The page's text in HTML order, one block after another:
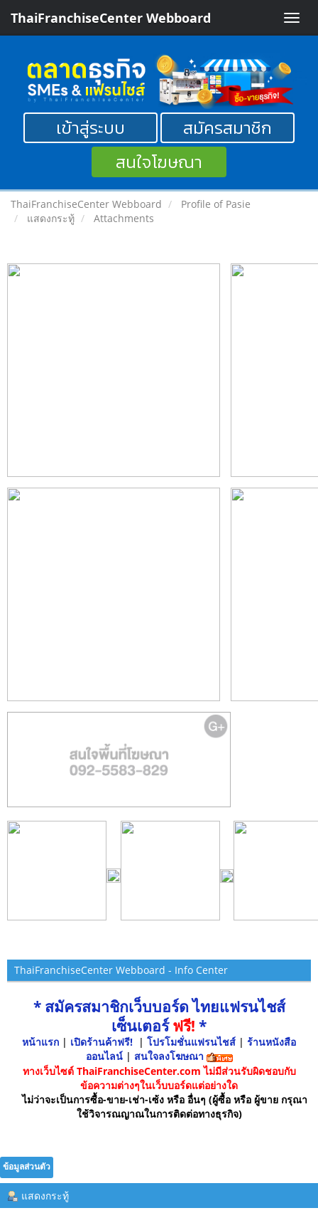
Toggle
ThaiFranchiseCenter Webboard
เข้าสู่ระบบ
สมัครสมาชิก
สนใจโฆษณา
ThaiFranchiseCenter Webboard
Profile of Pasie
แสดงกระทู้
Attachments
ThaiFranchiseCenter Webboard - Info Center
* สมัครสมาชิกเว็บบอร์ด ไทยแฟรนไชส์
เซ็นเตอร์ฟรี! *
หน้าแรก | เปิดร้านค้าฟรี! | โปรโมชั่นแฟรนไชส์ | ร้านหนังสือ
ออนไลน์ | สนใจลงโฆษณา
ทางเว็บไซต์ ThaiFranchiseCenter.com ไม่มีส่วนรับผิดชอบกับ
ข้อความต่างๆในเว็บบอร์ดแต่อย่างใด
ไม่ว่าจะเป็นการซื้อ-ขาย-เช่า-เซ้ง หรือ อื่นๆ (ผู้ซื้อ หรือ ผู้ขาย กรุณา
ใช้วิจารณญาณในการติดต่อทางธุรกิจ)
ข้อมูลส่วนตัว
แสดงกระทู้